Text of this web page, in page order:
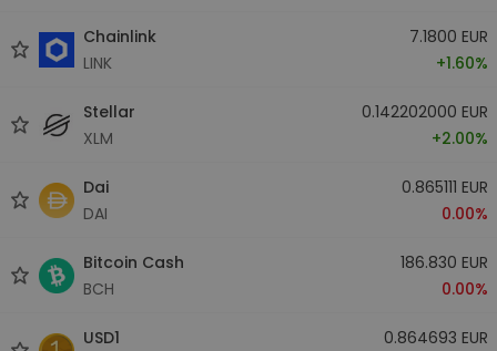
Chainlink
LINK
7.1800 EUR
+1.60%
Stellar
XLM
0.142202000 EUR
+2.00%
Dai
DAI
0.865111 EUR
0.00%
Bitcoin Cash
BCH
186.830 EUR
0.00%
USD1
0.864693 EUR